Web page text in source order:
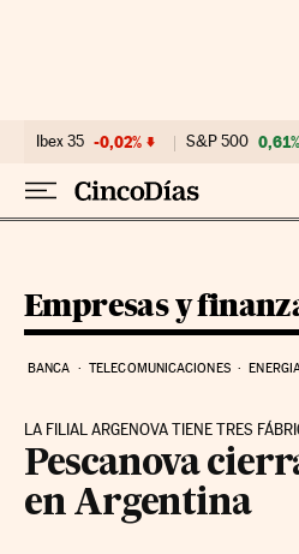
Ibex 35 -0,02% S&P 500 0,61%
Empresas y
BANCA TELECOMUNICACIONES
LA FILIAL ARGENOVA TIENE TRES
Pescanova
en Argentina